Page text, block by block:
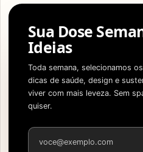
Sua Dose
Ideias
Toda semana, selecionamos
dicas de saúde, design e
viver com mais leveza. Sem
quiser.
Endereço de e-mail